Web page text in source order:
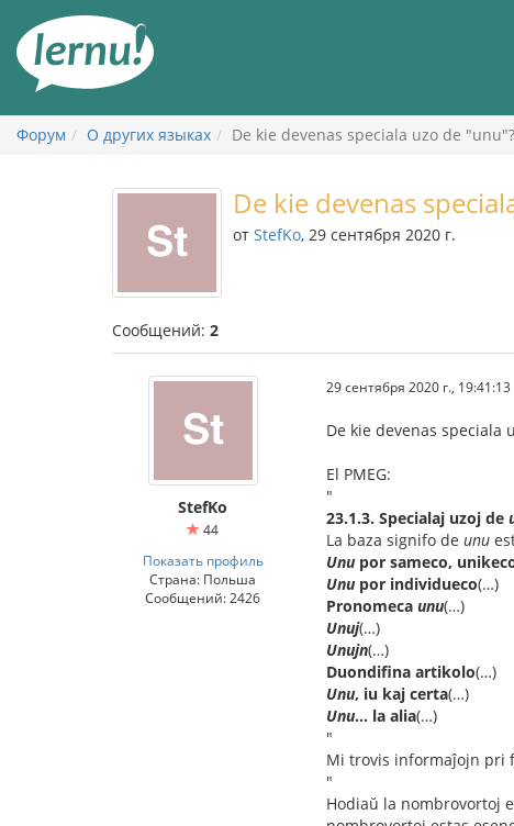
содержанию
Форум О других языках De kie devenas speciala uzo de "unu"?
De kie devenas
от StefKo, 29 сентября 2020 г.
Сообщений: 2
StefKo
44
Показать профиль
Страна: Польша
Сообщений: 2426
29 сентября 2020 г., 19:41:13
De kie devenas speciala
El PMEG:
"
23.1.3. Specialaj uzoj de
La baza signifo de unu
Unupor sameco,
Unupor individueco(…)
Pronomeca unu(…)
Unuj(…)
Unujn(…)
Duondifina artikolo(…)
Unu, iu kaj certa(…)
Unu... la alia(…)
"
Mi trovis informaĵojn pri
"
Hodiaŭ la nombrovortoj